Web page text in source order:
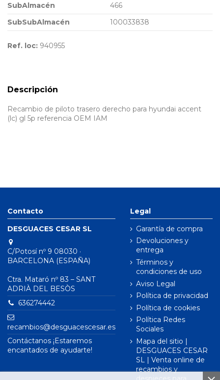
SubAlmacén
466
SubSubAlmacén
100033838
Ref. loc: 940955
Descripción
Recambio de piloto trasero derecho para hyundai accent
(lc) gl 5p referencia OEM IAM
Contacto
DESGUACES CESAR SL
C/Potosí nº 9 08030 ·
BARCELONA (ESPAÑA)
Ctra. Mataró nº 83 – SANT
ADRIÀ DEL BESÒS
636274442
recambios@desguacescesar.es
Contáctanos ¡Estaremos
encantados de ayudarte!
Legal
Garantía de compra
Devoluciones y
entrega
Términos y
condiciones de uso
Aviso Legal
Política de privacidad
Política de cookies
Política Redes
Sociales
Mapa del sitio |
DESGUACES CESAR
SL | Venta online de
recambios y